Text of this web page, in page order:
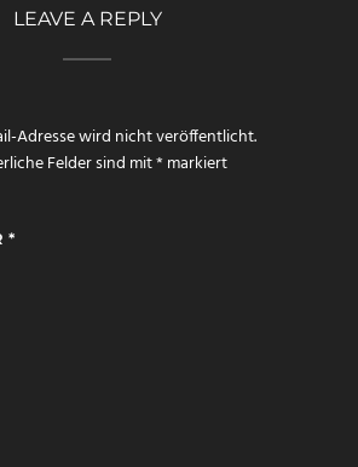
LEAVE A REPLY
Adresse wird nicht veröffentlicht.
Felder sind mit*markiert
*